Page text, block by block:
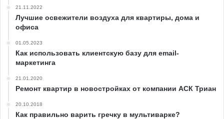
21.11.2022
Лучшие освежители воздуха для квартиры, дома и
офиса
01.05.2023
Как использовать клиентскую базу для email-
маркетинга
21.01.2020
Ремонт квартир в новостройках от компании АСК Триан
20.10.2018
Как правильно варить гречку в мультиварке?